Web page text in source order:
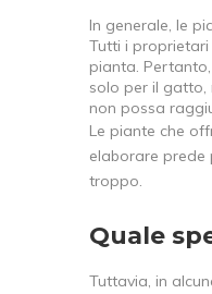
In generale, le
Tutti i
pianta.
solo per il gatto,
non possa
Le piante che
elaborare
troppo.
Quale
Tuttavia, in